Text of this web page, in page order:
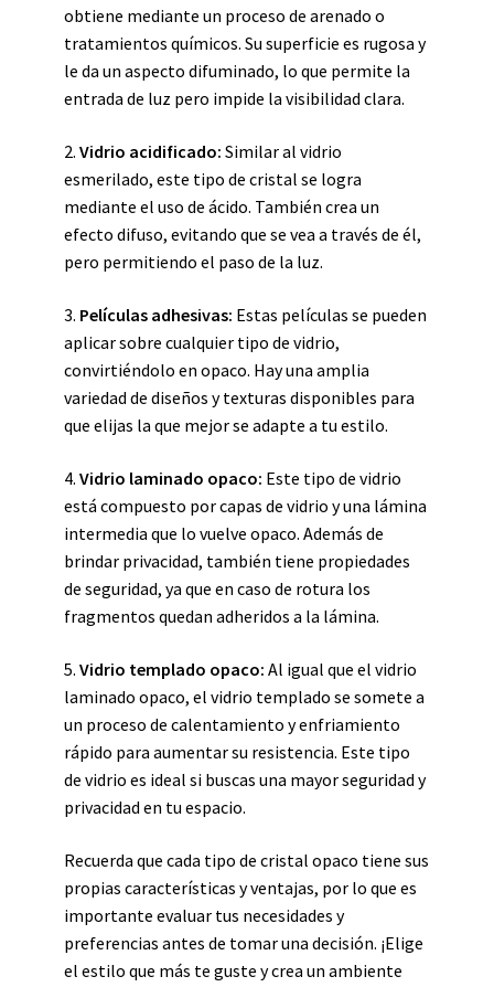
obtiene mediante un proceso de arenado o
tratamientos químicos. Su superficie es rugosa y
le da un aspecto difuminado, lo que permite la
entrada de luz pero impide la visibilidad clara.
2. Vidrio acidificado: Similar al vidrio
esmerilado, este tipo de cristal se logra
mediante el uso de ácido. También crea un
efecto difuso, evitando que se vea a través de él,
pero permitiendo el paso de la luz.
3. Películas adhesivas: Estas películas se pueden
aplicar sobre cualquier tipo de vidrio,
convirtiéndolo en opaco. Hay una amplia
variedad de diseños y texturas disponibles para
que elijas la que mejor se adapte a tu estilo.
4. Vidrio laminado opaco: Este tipo de vidrio
está compuesto por capas de vidrio y una lámina
intermedia que lo vuelve opaco. Además de
brindar privacidad, también tiene propiedades
de seguridad, ya que en caso de rotura los
fragmentos quedan adheridos a la lámina.
5. Vidrio templado opaco: Al igual que el vidrio
laminado opaco, el vidrio templado se somete a
un proceso de calentamiento y enfriamiento
rápido para aumentar su resistencia. Este tipo
de vidrio es ideal si buscas una mayor seguridad y
privacidad en tu espacio.
Recuerda que cada tipo de cristal opaco tiene sus
propias características y ventajas, por lo que es
importante evaluar tus necesidades y
preferencias antes de tomar una decisión. ¡Elige
el estilo que más te guste y crea un ambiente